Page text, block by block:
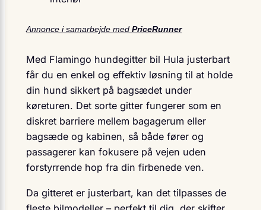
Annonce i samarbejde med PriceRunner
Med Flamingo hundegitter bil Hula justerbart
får du en enkel og effektiv løsning til at holde
din hund sikkert på bagsædet under
køreturen. Det sorte gitter fungerer som en
diskret barriere mellem bagagerum eller
bagsæde og kabinen, så både fører og
passagerer kan fokusere på vejen uden
forstyrrende hop fra din firbenede ven.
Da gitteret er justerbart, kan det tilpasses de